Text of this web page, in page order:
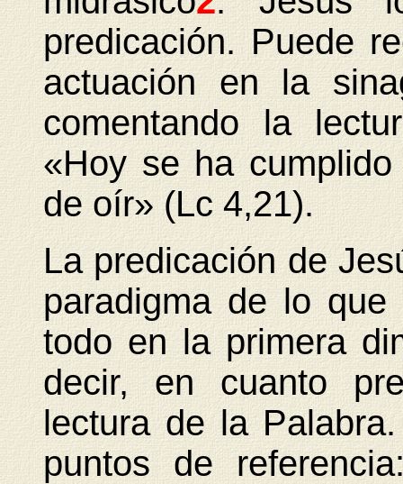
predicación. Puede
actuación en la
comentando la
«Hoy se ha
de oír» (Lc 4,21).
La predicación de
paradigma de lo
todo en la primera
decir, en cuanto
lectura de la
puntos de